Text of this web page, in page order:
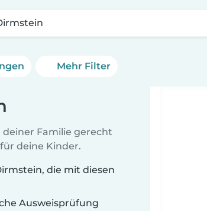
Mehr Filter
Familie gerecht
deine Kinder.
die mit diesen
Ausweisprüfung